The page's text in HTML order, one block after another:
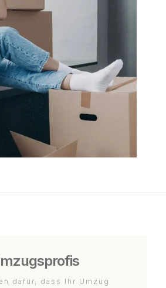
dafür, dass Ihr Umzug